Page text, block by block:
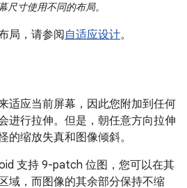
尺寸使用不同的布局。
局，请参阅 自适应设计。
适应当前屏幕，因此您附加到任何
进行拉伸。但是，朝任意方向拉伸
的缩放失真和图像倾斜。
支持 9-patch 位图，您可以在其
域，而图像的其余部分保持不缩